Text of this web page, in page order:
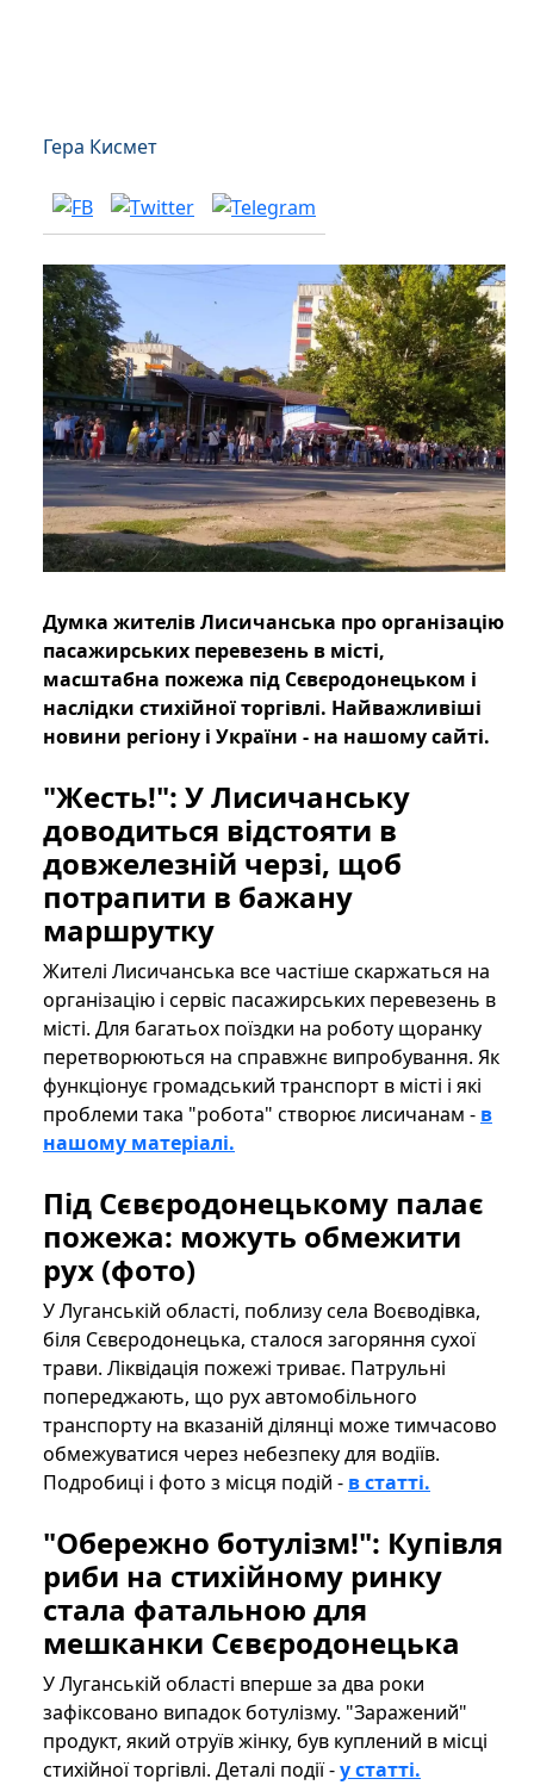
Гера Кисмет
Думка жителів Лисичанська про організацію
пасажирських перевезень в місті,
масштабна пожежа під Сєвєродонецьком і
наслідки стихійної торгівлі. Найважливіші
новини регіону і України - на нашому сайті.
"Жесть!": У Лисичанську
доводиться відстояти в
довжелезній черзі, щоб
потрапити в бажану
маршрутку
Жителі Лисичанська все частіше скаржаться на
організацію і сервіс пасажирських перевезень в
місті. Для багатьох поїздки на роботу щоранку
перетворюються на справжнє випробування. Як
функціонує громадський транспорт в місті і які
проблеми така "робота" створює лисичанам - в
нашому матеріалі.
Під Сєвєродонецькому палає
пожежа: можуть обмежити
рух (фото)
У Луганській області, поблизу села Воєводівка,
біля Сєвєродонецька, сталося загоряння сухої
трави. Ліквідація пожежі триває. Патрульні
попереджають, що рух автомобільного
транспорту на вказаній ділянці може тимчасово
обмежуватися через небезпеку для водіїв.
Подробиці і фото з місця подій - в статті.
"Обережно ботулізм!": Купівля
риби на стихійному ринку
стала фатальною для
мешканки Сєвєродонецька
У Луганській області вперше за два роки
зафіксовано випадок ботулізму. "Заражений"
продукт, який отруїв жінку, був куплений в місці
стихійної торгівлі. Деталі події -у статті.